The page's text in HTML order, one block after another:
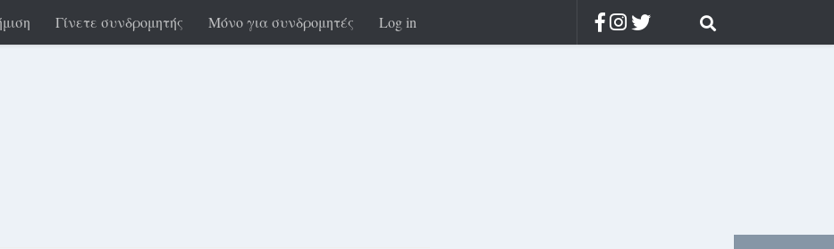
Γίνετε συνδρομητής Μόνο για συνδρομητές Log in